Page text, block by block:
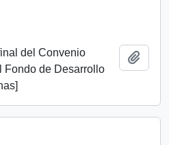
del Convenio
Fondo de Desarrollo